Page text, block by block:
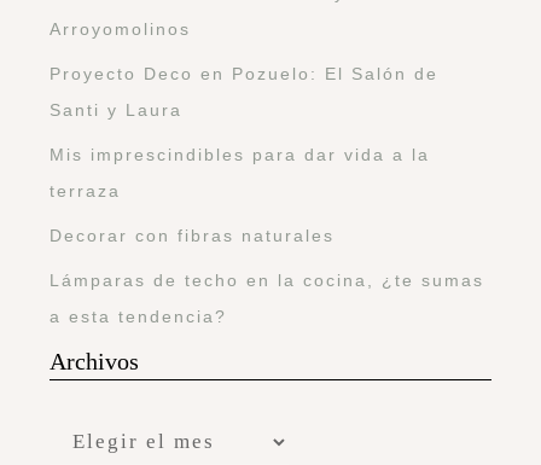
Arroyomolinos
Proyecto Deco en Pozuelo: El Salón de
Santi y Laura
Mis imprescindibles para dar vida a la
terraza
Decorar con fibras naturales
Lámparas de techo en la cocina, ¿te sumas
a esta tendencia?
Archivos